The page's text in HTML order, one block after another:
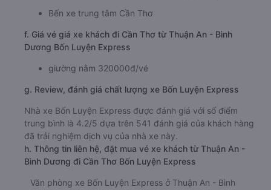
Bến xe trung tâm Cần Thơ
f. Giá vé giá xe khách đi Cần Thơ từ Thuận An - Bình
Dương Bốn Luyện Express
giường nằm 320000đ/vé
g. Review, đánh giá chất lượng xe Bốn Luyện Express
Nhà xe Bốn Luyện Express được đánh giá với số điểm
trung bình là 4.2/5 dựa trên 541 đánh giá của khách hàng
đã trải nghiệm dịch vụ của nhà xe này.
h. Thông tin liên hệ, đặt mua vé xe khách từ Thuận An -
Bình Dương đi Cần Thơ Bốn Luyện Express
Văn phòng xe Bốn Luyện Express ở Thuận An - Bình